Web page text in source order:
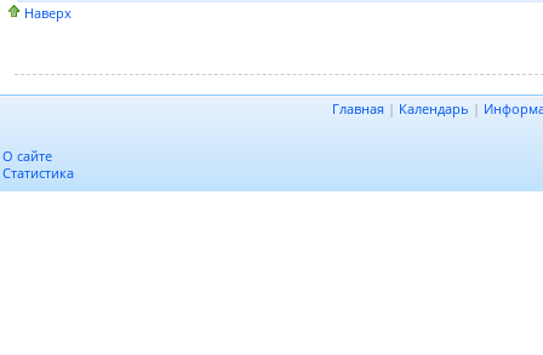
Наверх
Главная | Календарь |
О сайте
Статистика